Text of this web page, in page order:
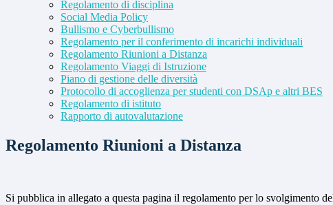
Regolamento di disciplina
Social Media Policy
Bullismo e Cyberbullismo
Regolamento per il conferimento di incarichi individuali
Regolamento Riunioni a Distanza
Regolamento Viaggi di Istruzione
Piano di gestione delle diversità
Protocollo di accoglienza per studenti con DSAp e altri BES
Regolamento di istituto
Rapporto di autovalutazione
Regolamento Riunioni a Distanza
Si pubblica in allegato a questa pagina il regolamento per lo svolgimento